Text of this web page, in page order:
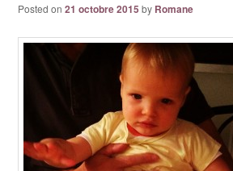
Posted on21 octobre 2015 by Romane